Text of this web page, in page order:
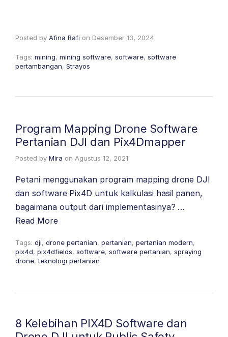
Posted by Afina Rafi on Desember 13, 2024
Tags: mining, mining software, software, software
pertambangan, Strayos
Program Mapping Drone Software
Pertanian DJI dan Pix4Dmapper
Posted by Mira on Agustus 12, 2021
Petani menggunakan program mapping drone DJI
dan software Pix4D untuk kalkulasi hasil panen,
bagaimana output dari implementasinya? …
Read More
Tags: dji, drone pertanian, pertanian, pertanian modern,
pix4d, pix4dfields, software, software pertanian, spraying
drone,teknologi pertanian
8 Kelebihan PIX4D Software dan